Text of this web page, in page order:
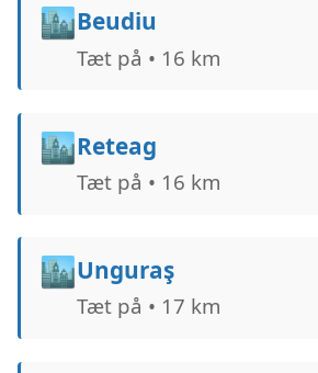
🏙️Beudiu
Tæt på • 16 km
🏙️Reteag
Tæt på • 16 km
🏙️Unguraş
Tæt på • 17 km